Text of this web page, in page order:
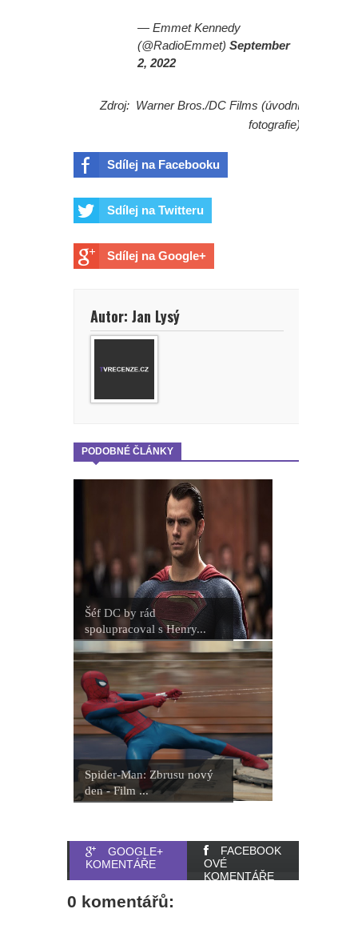
— Emmet Kennedy
(@RadioEmmet) September
2, 2022
Zdroj: Warner Bros./DC Films (úvodní
fotografie)
Sdílej na Facebooku
Sdílej na Twitteru
Sdílej na Google+
Autor: Jan Lysý
PODOBNÉ ČLÁNKY
Šéf DC by rád
spolupracoval s Henry...
Spider-Man: Zbrusu nový
den - Film ...
GOOGLE+
KOMENTÁŘE
FACEBOOK
OVÉ
KOMENTÁŘE
0 komentářů: